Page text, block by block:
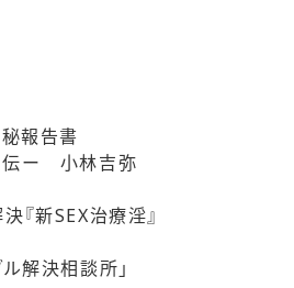
秘報告書
伝ー 小林吉弥
『新SEX治療淫』
解決相談所」